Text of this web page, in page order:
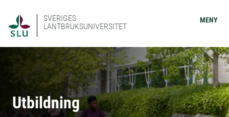
SVERIGES
LANTBRUKSUNIVERSITET
MENY
Utbildning